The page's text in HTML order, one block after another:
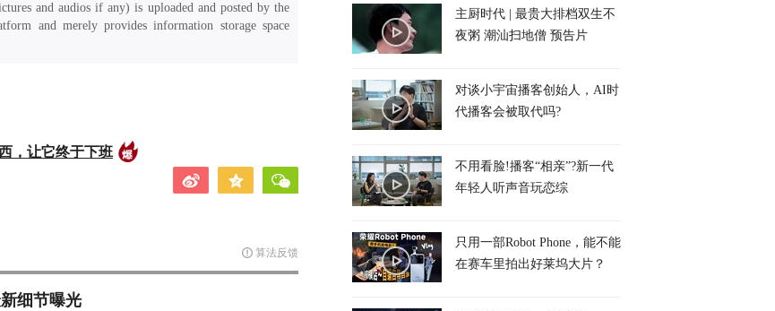
and audios if any) is uploaded and posted by the
and merely provides information storage space
，让它终于下班
算法反馈
细节曝光
主厨时代 | 最贵大排档双生不
夜粥 潮汕扫地僧 预告片
对谈小宇宙播客创始人，AI时
代播客会被取代吗?
不用看脸!播客“相亲”?新一代
年轻人听声音玩恋综
只用一部Robot Phone，能不能
在赛车里拍出好莱坞大片？